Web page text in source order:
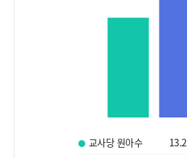
교사당 원아수 13.2